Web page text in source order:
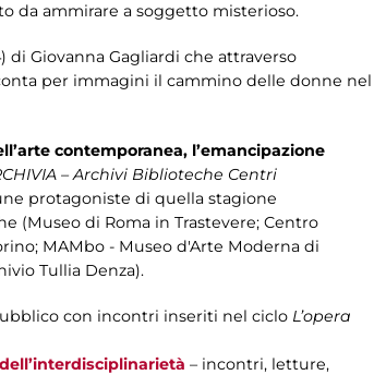
da ammirare a soggetto misterioso.
di Giovanna Gagliardi che attraverso
per immagini il cammino delle donne nel
contemporanea, l’emancipazione
– Archivi Biblioteche Centri
protagoniste di quella stagione
(Museo di Roma in Trastevere; Centro
MAMbo - Museo d'Arte Moderna di
Tullia Denza).
con incontri inseriti nel ciclo L’opera
– incontri, letture,